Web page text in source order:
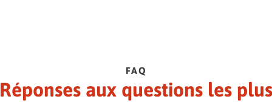
FAQ
Réponses aux questions les plus